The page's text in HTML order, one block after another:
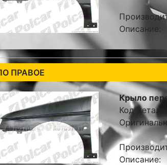
Описание:
ПРАВОЕ
Крыло
Код
Описание: